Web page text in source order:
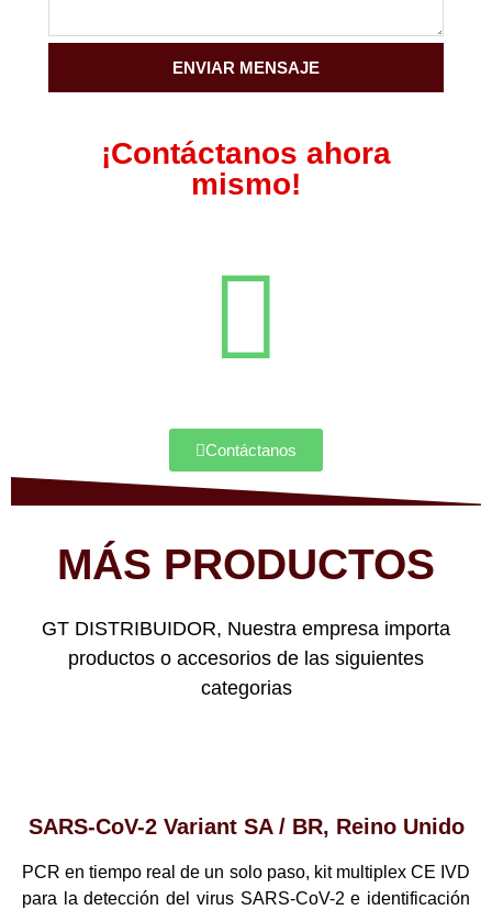
ENVIAR MENSAJE
¡Contáctanos ahora
mismo!
Contáctanos
MÁS PRODUCTOS
GT DISTRIBUIDOR, Nuestra empresa importa
productos o accesorios de las siguientes
categorias
SARS-CoV-2 Variant SA / BR, Reino Unido
PCR en tiempo real de un solo paso, kit multiplex CE IVD
para la detección del virus SARS-CoV-2 e identificación